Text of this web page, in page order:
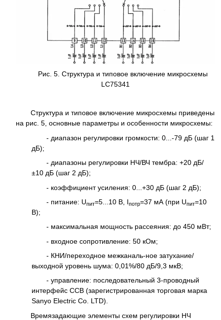
Рис. 5. Структура и типовое включение микросхемы
LC75341
Структура и типовое включение микросхемы приведены
на рис. 5, основные параметры и особенности микросхемы:
- диапазон регулировки громкости: 0...-79 дБ (шаг 1
дБ);
- диапазоны регулировки НЧ/ВЧ тембра: +20 дБ/
±10 дБ (шаг 2 дБ);
- коэффициент усиления: 0...+30 дБ (шаг 2 дБ);
- питание: Uпит=5...10 В, Iпотр=37 мА (при Uпит=10
В);
- максимальная мощность рассеяния: до 450 мВт;
- входное сопротивление: 50 кОм;
- КНИ/переходное межканаль-ное затухание/
выходной уровень шума: 0,01%/80 дБ/9,3 мкВ;
- управление: последовательный 3-проводный
интерфейс ССВ (зарегистрированная торговая марка
Sanyo Electric Co. LTD).
Времязадающие элементы схем регулировки НЧ